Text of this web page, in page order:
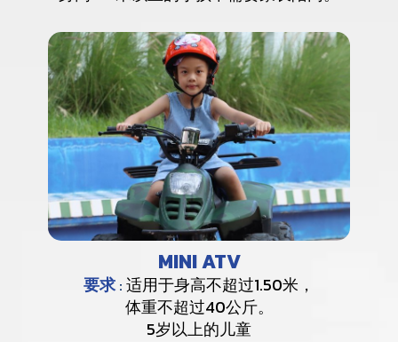
MINI ATV
要求:适用于身高不超过1.50米，
体重不超过40公斤。
5岁以上的儿童